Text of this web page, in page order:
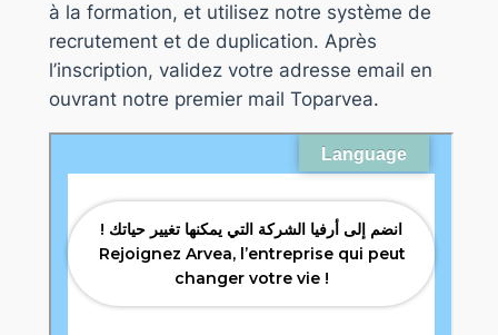
à la formation, et utilisez notre système de
recrutement et de duplication. Après
l’inscription, validez votre adresse email en
ouvrant notre premier mail Toparvea.